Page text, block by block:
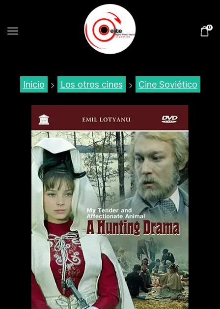
0
Inicio Los otros cines Cine Soviético